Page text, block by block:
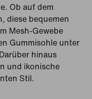
Ob auf dem
diese bequemen
Mesh-Gewebe
Gummisohle unter
hinaus
und ikonische
Stil.